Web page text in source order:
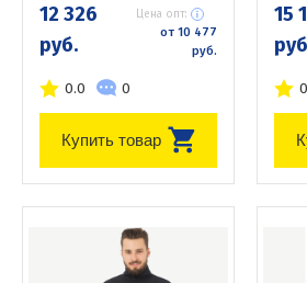
12 326
руб.
Цена опт:
от 10 477
руб.
0.0 0
Купить товар
15